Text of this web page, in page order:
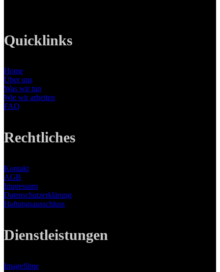
Quicklinks
Home
Über uns
Was wir tun
Wie wir arbeiten
FAQ
Rechtliches
Kontakt
AGB
Impressum
Datenschutzerklärung
Haftungsausschluss
Dienstleistungen
Imagefilme